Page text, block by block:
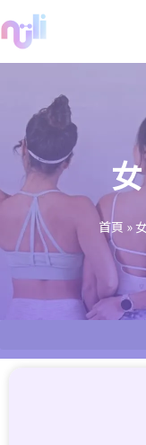
首頁 »